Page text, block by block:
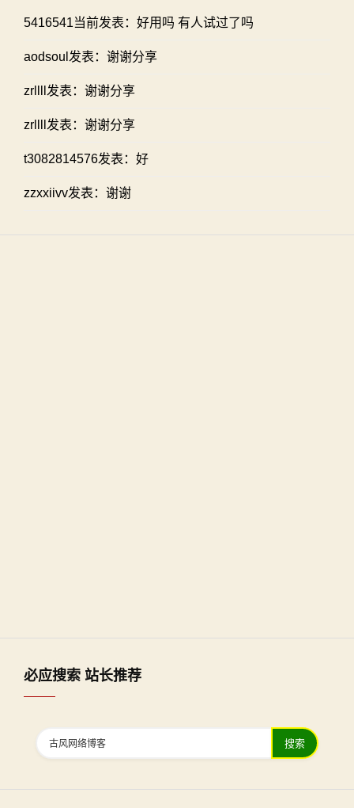
5416541当前发表：好用吗 有人试过了吗
aodsoul发表：谢谢分享
zrllll发表：谢谢分享
zrllll发表：谢谢分享
t3082814576发表：好
zzxxiivv发表：谢谢
必应搜索 站长推荐
搜索